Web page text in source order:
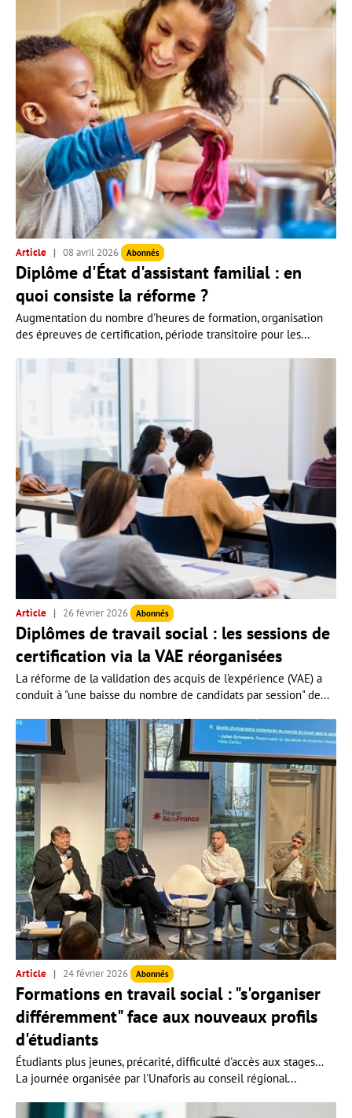
Article 08 avril 2026 Abonnés
Diplôme d'État d'assistant familial : en
quoi consiste la réforme ?
Augmentation du nombre d'heures de formation, organisation
des épreuves de certification, période transitoire pour les...
Article 26 février 2026 Abonnés
Diplômes de travail social : les sessions de
certification via la VAE réorganisées
La réforme de la validation des acquis de l'expérience (VAE) a
conduit à "une baisse du nombre de candidats par session" de...
Article 24 février 2026 Abonnés
Formations en travail social : "s'organiser
différemment" face aux nouveaux profils
d'étudiants
Étudiants plus jeunes, précarité, difficulté d'accès aux stages…
La journée organisée par l'Unaforis au conseil régional...